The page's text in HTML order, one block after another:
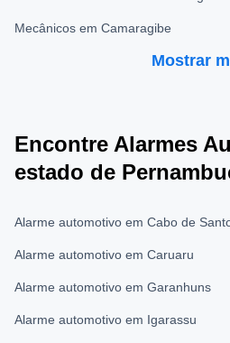
Mecânicos em Camaragibe
Mostrar
Encontre Alarmes
estado de
Alarme automotivo em Cabo de
Alarme automotivo em Caruaru
Alarme automotivo em Garanhuns
Alarme automotivo em Igarassu